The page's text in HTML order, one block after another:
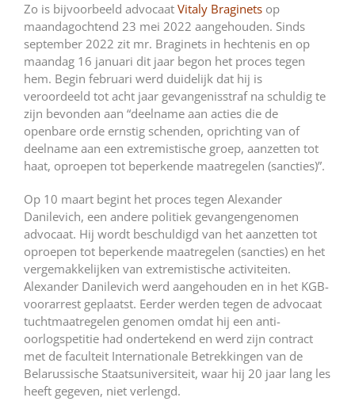
Zo is bijvoorbeeld advocaat Vitaly Braginets op
maandagochtend 23 mei 2022 aangehouden. Sinds
september 2022 zit mr. Braginets in hechtenis en op
maandag 16 januari dit jaar begon het proces tegen
hem. Begin februari werd duidelijk dat hij is
veroordeeld tot acht jaar gevangenisstraf na schuldig te
zijn bevonden aan “deelname aan acties die de
openbare orde ernstig schenden, oprichting van of
deelname aan een extremistische groep, aanzetten tot
haat, oproepen tot beperkende maatregelen (sancties)”.
Op 10 maart begint het proces tegen Alexander
Danilevich, een andere politiek gevangengenomen
advocaat. Hij wordt beschuldigd van het aanzetten tot
oproepen tot beperkende maatregelen (sancties) en het
vergemakkelijken van extremistische activiteiten.
Alexander Danilevich werd aangehouden en in het KGB-
voorarrest geplaatst. Eerder werden tegen de advocaat
tuchtmaatregelen genomen omdat hij een anti-
oorlogspetitie had ondertekend en werd zijn contract
met de faculteit Internationale Betrekkingen van de
Belarussische Staatsuniversiteit, waar hij 20 jaar lang les
heeft gegeven, niet verlengd.